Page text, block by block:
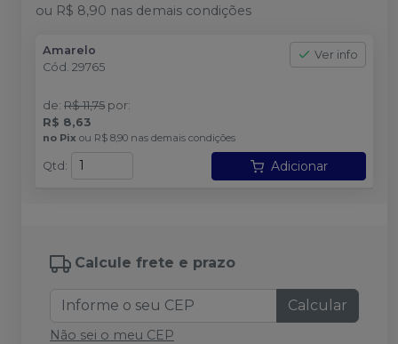
ou R$ 8,90 nas demais condições
Amarelo
Cód. 29765
Ver info
de: R$ 11,75 por:
R$ 8,63
no Pix ou R$ 8,90 nas demais condições
Qtd : Adicionar
Calcule frete e prazo
Calcular
Não sei o meu CEP